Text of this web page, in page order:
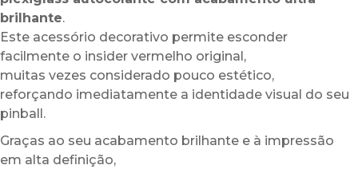
brilhante.
Este acessório decorativo permite esconder
facilmente o insider vermelho original,
muitas vezes considerado pouco estético,
reforçando imediatamente a identidade visual do seu
pinball.
Graças ao seu acabamento brilhante e à impressão
em alta definição,